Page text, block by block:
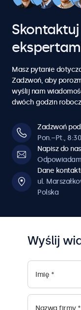
7
8
9
0
7
8
9
0
7
8
9
0
7
8
9
0
5
6
7
8
9
0
5
6
7
8
9
0
5
6
7
8
9
0
5
6
7
8
9
0
4
5
6
7
8
9
0
4
5
6
7
8
9
0
Masz pytanie
Zadzwoń, aby
wyślij nam
dwóch godzin
Zadzwoń
Pon.–Pt.,
Napisz do
Dane
ul.
Polska
Wyślij